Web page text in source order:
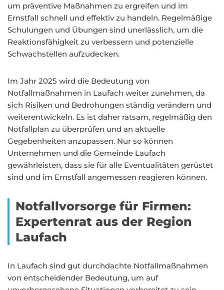
um präventive Maßnahmen zu ergreifen und im
Ernstfall schnell und effektiv zu handeln. Regelmäßige
Schulungen und Übungen sind unerlässlich, um die
Reaktionsfähigkeit zu verbessern und potenzielle
Schwachstellen aufzudecken.
Im Jahr 2025 wird die Bedeutung von
Notfallmaßnahmen in Laufach weiter zunehmen, da
sich Risiken und Bedrohungen ständig verändern und
weiterentwickeln. Es ist daher ratsam, regelmäßig den
Notfallplan zu überprüfen und an aktuelle
Gegebenheiten anzupassen. Nur so können
Unternehmen und die Gemeinde Laufach
gewährleisten, dass sie für alle Eventualitäten gerüstet
sind und im Ernstfall angemessen reagieren können.
Notfallvorsorge für Firmen:
Expertenrat aus der Region
Laufach
In Laufach sind gut durchdachte Notfallmaßnahmen
von entscheidender Bedeutung, um auf